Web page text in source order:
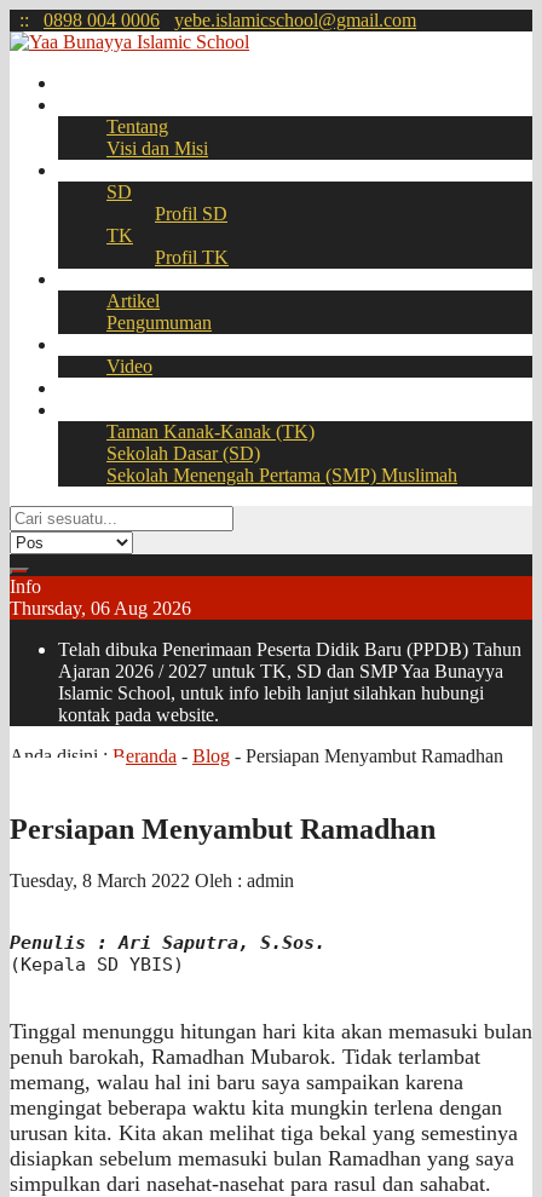
:: 0898 004 0006 yebe.islamicschool@gmail.com
Tentang
Visi dan Misi
SD
Profil SD
TK
Profil TK
Artikel
Pengumuman
Video
Taman Kanak-Kanak (TK)
Sekolah Dasar (SD)
Sekolah Menengah Pertama (SMP) Muslimah
Info
Thursday, 06 Aug 2026
Telah dibuka Penerimaan Peserta Didik Baru (PPDB) Tahun
Ajaran 2026 / 2027 untuk TK, SD dan SMP Yaa Bunayya
Islamic School, untuk info lebih lanjut silahkan hubungi
kontak pada website.
Anda disini : Beranda - Blog - Persiapan Menyambut Ramadhan
Persiapan Menyambut Ramadhan
Tuesday, 8 March 2022 Oleh : admin
Penulis : Ari Saputra, S.Sos.
(Kepala SD YBIS)
Tinggal menunggu hitungan hari kita akan memasuki bulan
penuh barokah, Ramadhan Mubarok. Tidak terlambat
memang, walau hal ini baru saya sampaikan karena
mengingat beberapa waktu kita mungkin terlena dengan
urusan kita. Kita akan melihat tiga bekal yang semestinya
disiapkan sebelum memasuki bulan Ramadhan yang saya
simpulkan dari nasehat-nasehat para rasul dan sahabat.